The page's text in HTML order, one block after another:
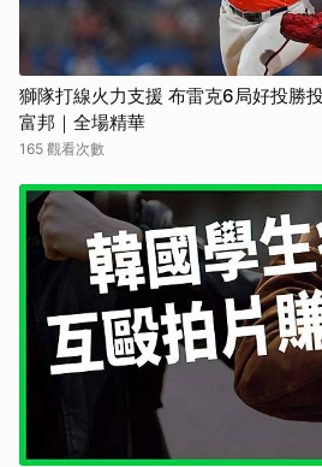
獅隊打線火力支援 布雷克6局好投勝
富邦｜全場精華
165 觀看次數